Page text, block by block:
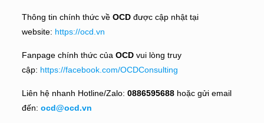
Thông tin chính thức về OCD được cập nhật tại
website: https://ocd.vn
Fanpage chính thức của OCD vui lòng truy
cập: https://facebook.com/OCDConsulting
Liên hệ nhanh Hotline/Zalo: 0886595688 hoặc gửi email
đến: ocd@ocd.vn